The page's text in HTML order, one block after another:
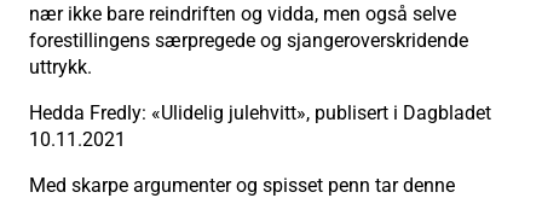
nær ikke bare reindriften og vidda, men også selve
forestillingens særpregede og sjangeroverskridende
uttrykk.
Hedda Fredly: «Ulidelig julehvitt», publisert i Dagbladet
10.11.2021
Med skarpe argumenter og spisset penn tar denne